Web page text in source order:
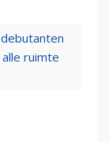
ruimte